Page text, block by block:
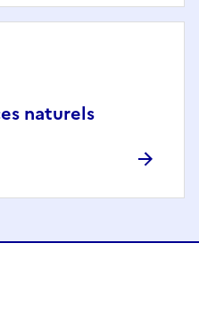
naturels